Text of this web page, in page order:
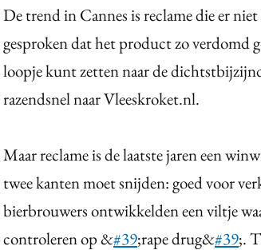
De trend in Cannes is reclame die er
gesproken dat het product zo verdomd
loopje kunt zetten naar de
razendsnel naar Vleeskroket.nl.
Maar reclame is de laatste jaren een
twee kanten moet snijden: goed voor
bierbrouwers ontwikkelden een viltje
controleren op &#39;rape drug&#39;.